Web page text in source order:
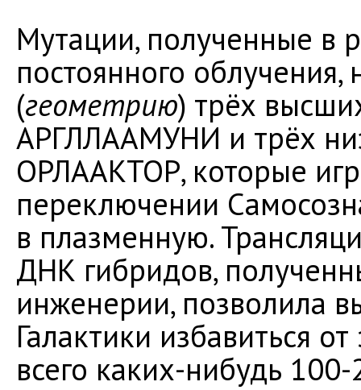
Мутации, полученные в
постоянного
(геометрию) трёх
АРГЛЛААМУНИ и трёх
ОРЛААКТОР, которые
переключении
в плазменную.
ДНК гибридов,
инженерии, позволила
Галактики избавиться
всего каких-нибудь